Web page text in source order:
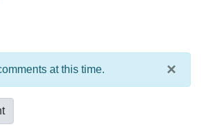
×
at this time.